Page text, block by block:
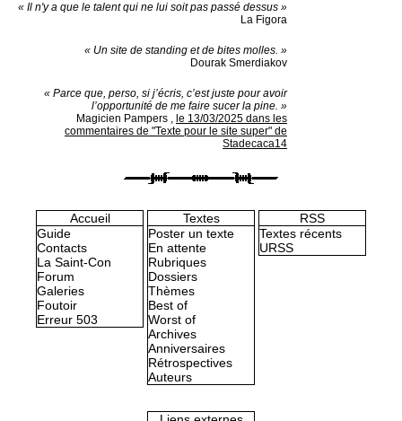
« Il n'y a que le talent qui ne lui soit pas passé dessus »
La Figora
« Un site de standing et de bites molles. »
Dourak Smerdiakov
« Parce que, perso, si j’écris, c’est juste pour avoir
l’opportunité de me faire sucer la pine. »
Magicien Pampers , le 13/03/2025 dans les
commentaires de "Texte pour le site super" de
Stadecaca14
Accueil
Guide
Contacts
La Saint-Con
Forum
Galeries
Foutoir
Erreur 503
Textes
Poster un texte
En attente
Rubriques
Dossiers
Thèmes
Best of
Worst of
Archives
Anniversaires
Rétrospectives
Auteurs
RSS
Textes récents
URSS